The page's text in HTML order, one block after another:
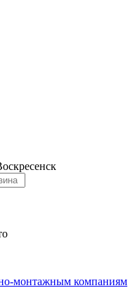
монтажным компаниям